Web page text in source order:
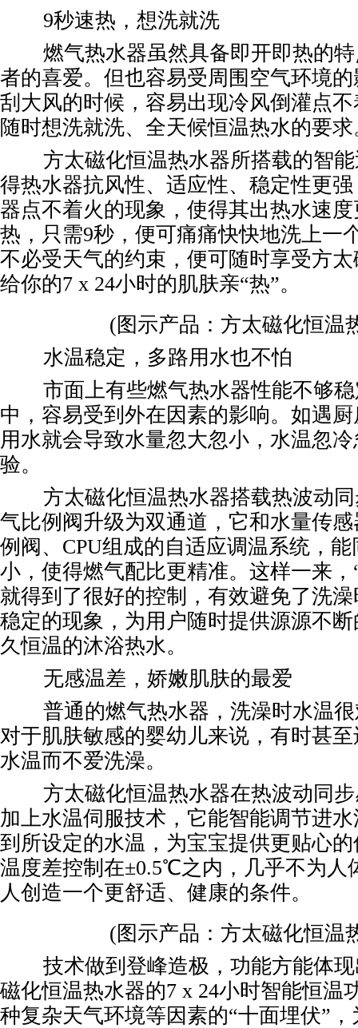
9秒速热，想洗就洗
燃气热水器虽然具备即开即热的特
者的喜爱。但也容易受周围空气环境
刮大风的时候，容易出现冷风倒灌点
随时想洗就洗、全天候恒温热水的要求
方太磁化恒温热水器所搭载的智能
得热水器抗风性、适应性、稳定性更
器点不着火的现象，使得其出热水速
热，只需9秒，便可痛痛快快地洗上一
不必受天气的约束，便可随时享受方
给你的7 x 24小时的肌肤亲“热”。
(图示产品：方太磁化恒温
水温稳定，多路用水也不怕
市面上有些燃气热水器性能不够稳
中，容易受到外在因素的影响。如遇
用水就会导致水量忽大忽小，水温忽
验。
方太磁化恒温热水器搭载热波动同
气比例阀升级为双通道，它和水量传
例阀、CPU组成的自适应调温系统，
小，使得燃气配比更精准。这样一来
就得到了很好的控制，有效避免了洗
稳定的现象，为用户随时提供源源不
久恒温的沐浴热水。
无感温差，娇嫩肌肤的最爱
普通的燃气热水器，洗澡时水温很
对于肌肤敏感的婴幼儿来说，有时甚
水温而不爱洗澡。
方太磁化恒温热水器在热波动同步
加上水温伺服技术，它能智能调节进
到所设定的水温，为宝宝提供更贴心
温度差控制在±0.5℃之内，几乎不为人
人创造一个更舒适、健康的条件。
(图示产品：方太磁化恒温
技术做到登峰造极，功能方能体现
磁化恒温热水器的7 x 24小时智能恒温
种复杂天气环境等因素的“十面埋伏”